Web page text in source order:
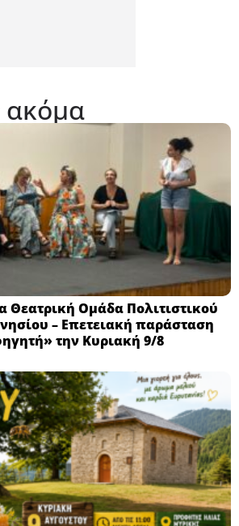
ακόμα
Θεατρική Ομάδα Πολιτιστικού
– Επετειακή παράσταση
την Κυριακή 9/8